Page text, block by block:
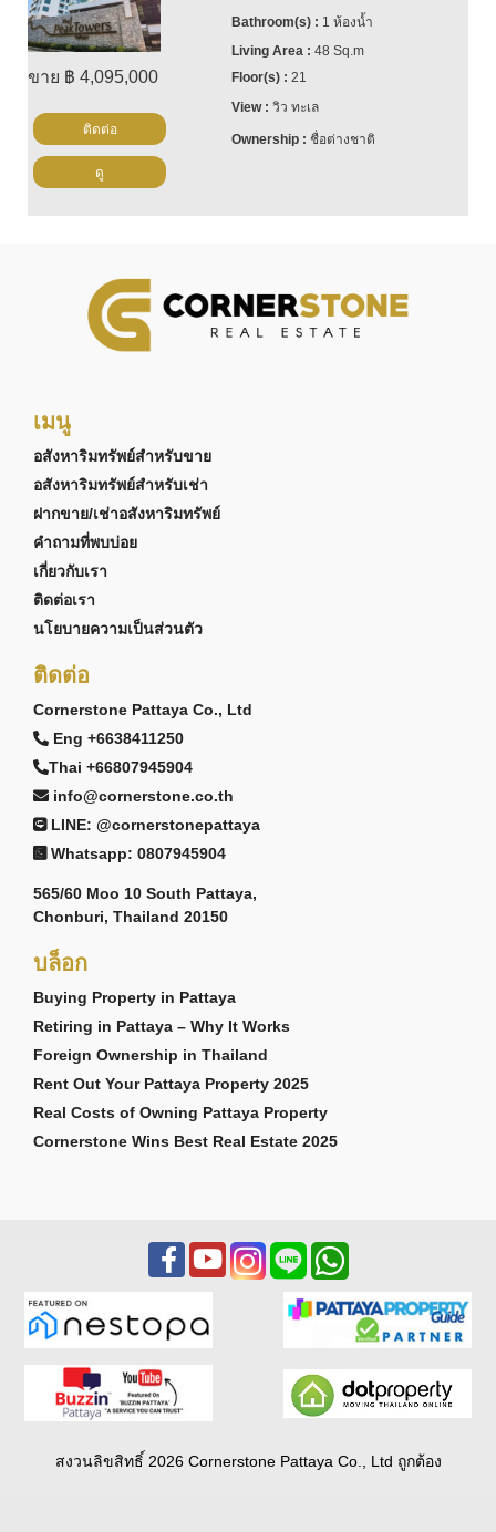
ขาย ฿ 4,095,000
1 ห้องน้ำ
48 Sq.m
21
วิว ทะเล
ชื่อต่างชาติ
ติดต่อ
ดู
เมนู
อสังหาริมทรัพย์สำหรับขาย
อสังหาริมทรัพย์สำหรับเช่า
ฝากขาย/เช่าอสังหาริมทรัพย์
คำถามที่พบบ่อย
เกี่ยวกับเรา
ติดต่อเรา
นโยบายความเป็นส่วนตัว
ติดต่อ
Cornerstone Pattaya Co., Ltd
Eng +6638411250
Thai +66807945904
info@cornerstone.co.th
LINE: @cornerstonepattaya
Whatsapp: 0807945904
565/60 Moo 10 South Pattaya,
Chonburi, Thailand 20150
บล็อก
Buying Property in Pattaya
Retiring in Pattaya – Why It Works
Foreign Ownership in Thailand
Rent Out Your Pattaya Property 2025
Real Costs of Owning Pattaya Property
Cornerstone Wins Best Real Estate 2025
สงวนลิขสิทธิ์ 2026 Cornerstone Pattaya Co., Ltd ถูกต้อง